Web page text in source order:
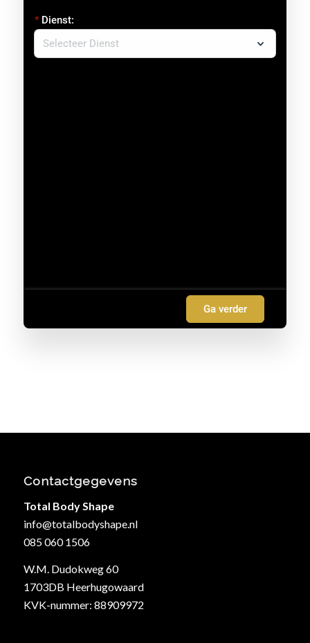
Dienst:
Ga verder
Contactgegevens
Total Body Shape
info@totalbodyshape.nl
085 060 1506
W.M. Dudokweg 60
1703DB Heerhugowaard
KVK-nummer: 88909972